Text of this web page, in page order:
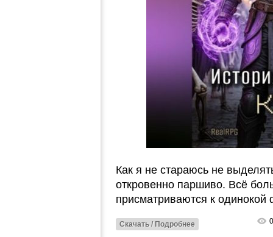
Как я не стараюсь не
откровенно паршиво. Всё
присматриваются к
Скачать / Подробнее 0